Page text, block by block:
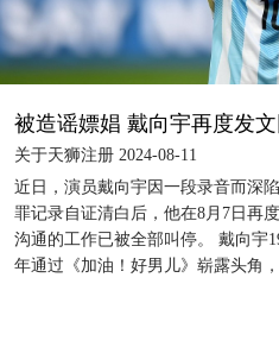
被造谣嫖娼 戴向宇再度发
关于天狮注册 2024-08-11
近日，演员戴向宇因一段录音而深
罪记录自证清白后，他在8月7日再
沟通的工作已被全部叫停。 戴向宇
年通过《加油！好男儿》崭露头角